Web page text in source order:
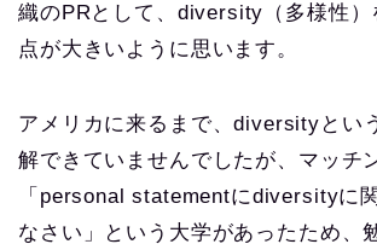
織のPRとして、diversity（多様性）
点が大きいように思います。
アメリカに来るまで、diversityとい
解できていませんでしたが、マッチ
「personal statementにdiversityに
なさい」という大学があったため、